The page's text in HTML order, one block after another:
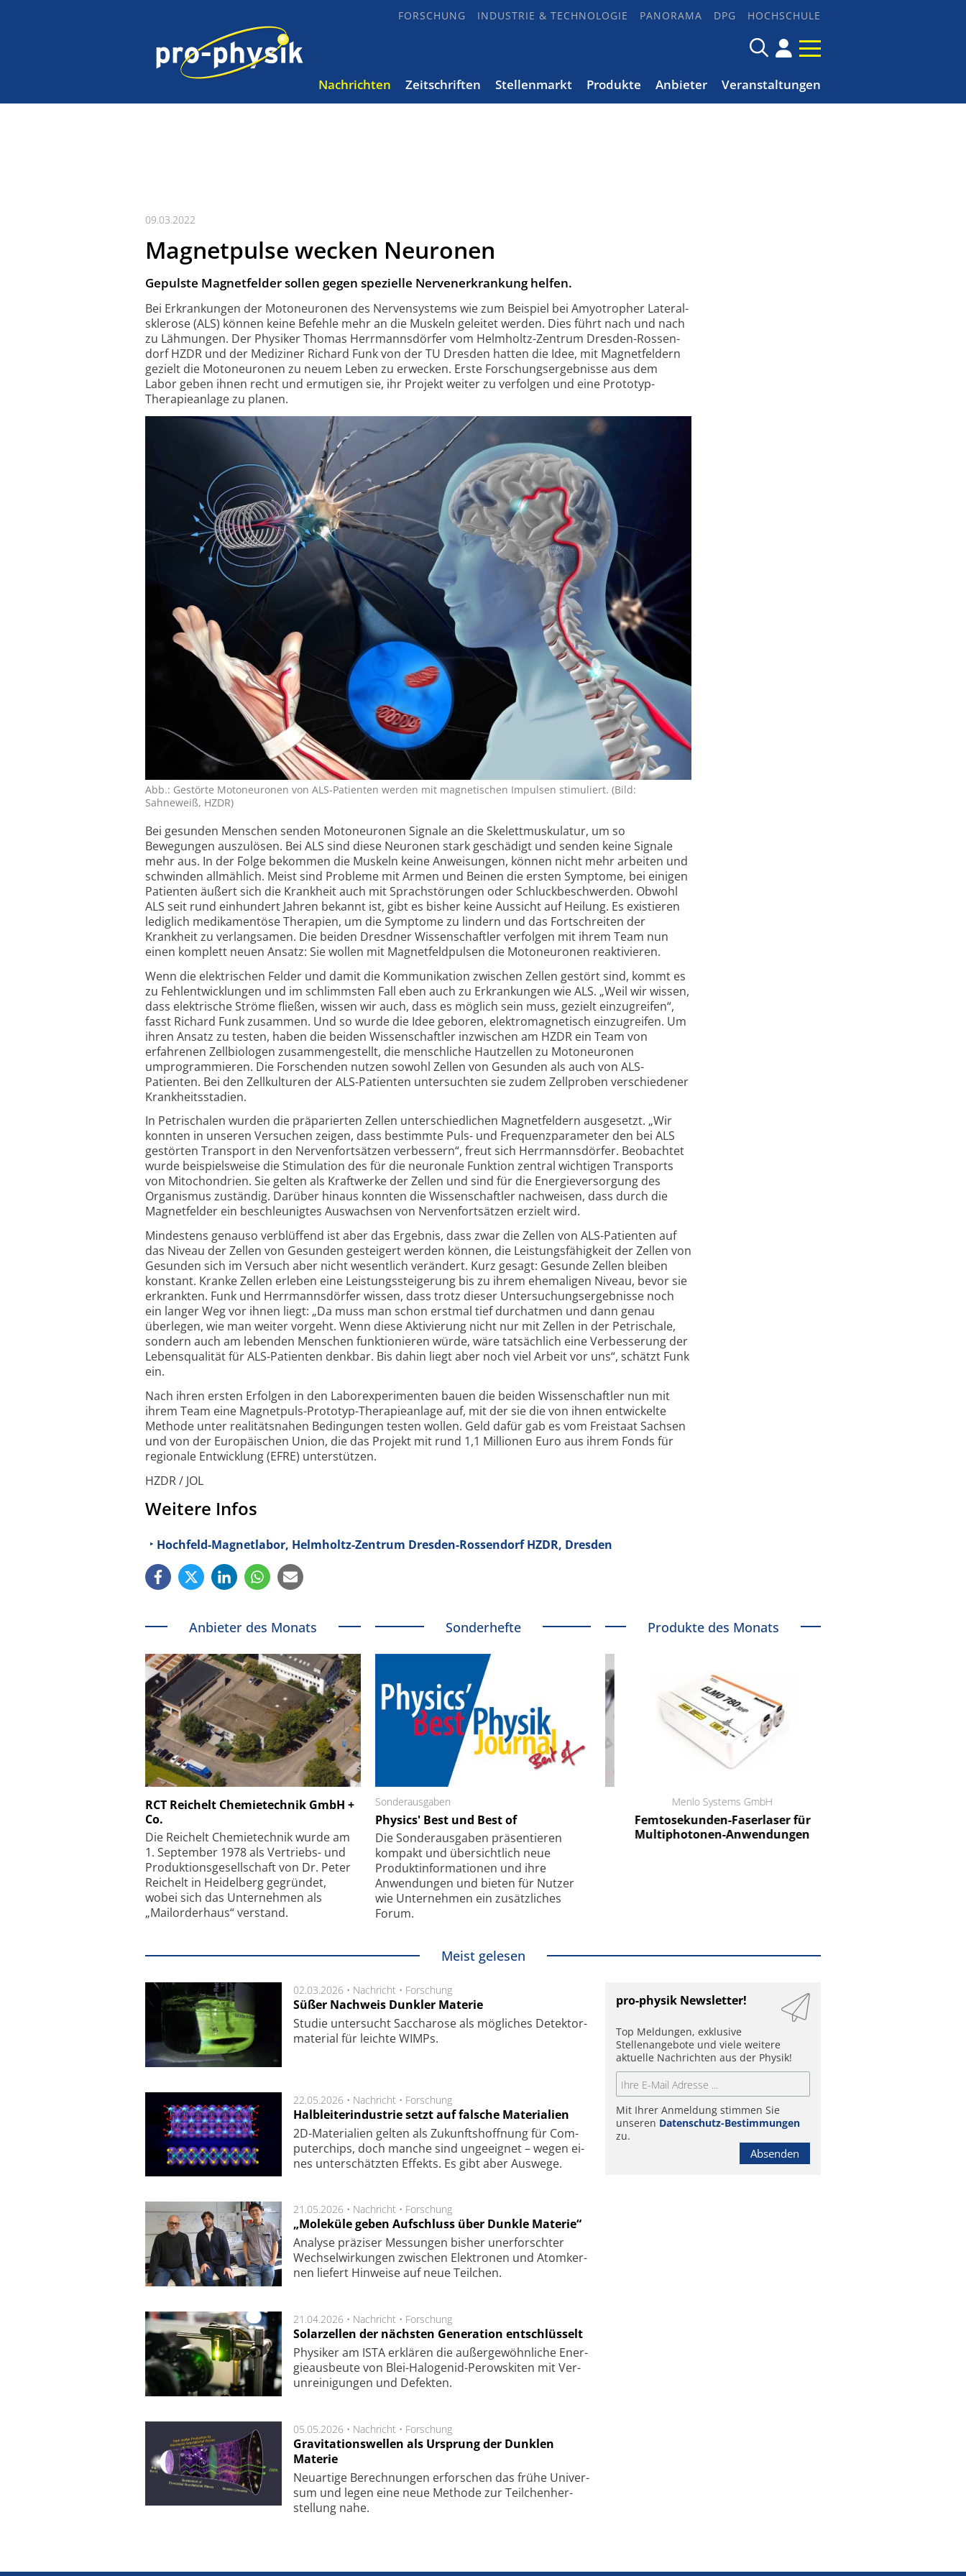
FORSCHUNG INDUSTRIE & TECHNOLOGIE PANORAMA DPG HOCHSCHULE
Nachrichten Zeitschriften Stellenmarkt Produkte Anbieter Veranstaltungen
09.03.2022
Magnetpulse wecken Neuronen
Gepulste Magnetfelder sollen gegen spezielle Nervenerkrankung helfen.
Bei Erkrankungen der Motoneuronen des Nerven­systems wie zum Beispiel bei Amyotropher Lateral­
sklerose (ALS) können keine Befehle mehr an die Muskeln geleitet werden. Dies führt nach und nach
zu Lähmungen. Der Physiker Thomas Herrmanns­dörfer vom Helmholtz-Zentrum Dresden-Rossen­
dorf HZDR und der Mediziner Richard Funk von der TU Dresden hatten die Idee, mit Magnetfeldern
gezielt die Motoneuronen zu neuem Leben zu erwecken. Erste Forschungs­ergebnisse aus dem
Labor geben ihnen recht und ermutigen sie, ihr Projekt weiter zu verfolgen und eine Prototyp-
Therapie­anlage zu planen.
Abb.: Gestörte Motoneuronen von ALS-Patienten werden mit magnetischen Impulsen stimuliert. (Bild:
Sahneweiß, HZDR)
Bei gesunden Menschen senden Moto­neuronen Signale an die Skelettmuskulatur, um so
Bewegungen auszulösen. Bei ALS sind diese Neuronen stark geschädigt und senden keine Signale
mehr aus. In der Folge bekommen die Muskeln keine Anweisungen, können nicht mehr arbeiten und
schwinden allmählich. Meist sind Probleme mit Armen und Beinen die ersten Symptome, bei einigen
Patienten äußert sich die Krankheit auch mit Sprachstörungen oder Schluck­beschwerden. Obwohl
ALS seit rund einhundert Jahren bekannt ist, gibt es bisher keine Aussicht auf Heilung. Es existieren
lediglich medikamentöse Therapien, um die Symptome zu lindern und das Fortschreiten der
Krankheit zu verlangsamen. Die beiden Dresdner Wissenschaftler verfolgen mit ihrem Team nun
einen komplett neuen Ansatz: Sie wollen mit Magnetfeld­pulsen die Motoneuronen reaktivieren.
Wenn die elektrischen Felder und damit die Kommunikation zwischen Zellen gestört sind, kommt es
zu Fehlent­wicklungen und im schlimmsten Fall eben auch zu Erkrankungen wie ALS. „Weil wir wissen,
dass elektrische Ströme fließen, wissen wir auch, dass es möglich sein muss, gezielt einzugreifen“,
fasst Richard Funk zusammen. Und so wurde die Idee geboren, elektro­magnetisch einzugreifen. Um
ihren Ansatz zu testen, haben die beiden Wissenschaftler inzwischen am HZDR ein Team von
erfahrenen Zellbiologen zusammen­gestellt, die menschliche Hautzellen zu Motoneuronen
umprogrammieren. Die Forschenden nutzen sowohl Zellen von Gesunden als auch von ALS-
Patienten. Bei den Zellkulturen der ALS-Patienten untersuchten sie zudem Zellproben verschiedener
Krankheits­stadien.
In Petrischalen wurden die präparierten Zellen unter­schiedlichen Magnetfeldern ausgesetzt. „Wir
konnten in unseren Versuchen zeigen, dass bestimmte Puls- und Frequenz­parameter den bei ALS
gestörten Transport in den Nerven­fortsätzen verbessern“, freut sich Herrmanns­dörfer. Beobachtet
wurde beispielsweise die Stimulation des für die neuronale Funktion zentral wichtigen Transports
von Mitochon­drien. Sie gelten als Kraftwerke der Zellen und sind für die Energie­versorgung des
Organismus zuständig. Darüber hinaus konnten die Wissenschaftler nachweisen, dass durch die
Magnetfelder ein beschleunigtes Auswachsen von Nervenfortsätzen erzielt wird.
Mindestens genauso verblüffend ist aber das Ergebnis, dass zwar die Zellen von ALS-Patienten auf
das Niveau der Zellen von Gesunden gesteigert werden können, die Leistungs­fähigkeit der Zellen von
Gesunden sich im Versuch aber nicht wesentlich verändert. Kurz gesagt: Gesunde Zellen bleiben
konstant. Kranke Zellen erleben eine Leistungssteigerung bis zu ihrem ehemaligen Niveau, bevor sie
erkrankten. Funk und Herrmanns­dörfer wissen, dass trotz dieser Untersuchungs­ergebnisse noch
ein langer Weg vor ihnen liegt: „Da muss man schon erstmal tief durchatmen und dann genau
überlegen, wie man weiter vorgeht. Wenn diese Aktivierung nicht nur mit Zellen in der Petrischale,
sondern auch am lebenden Menschen funk­tionieren würde, wäre tatsächlich eine Verbesserung der
Lebens­qualität für ALS-Patienten denkbar. Bis dahin liegt aber noch viel Arbeit vor uns“, schätzt Funk
ein.
Nach ihren ersten Erfolgen in den Labor­experimenten bauen die beiden Wissen­schaftler nun mit
ihrem Team eine Magnetpuls-Prototyp-Therapie­anlage auf, mit der sie die von ihnen entwickelte
Methode unter realitätsnahen Bedingungen testen wollen. Geld dafür gab es vom Freistaat Sachsen
und von der Euro­päischen Union, die das Projekt mit rund 1,1 Millionen Euro aus ihrem Fonds für
regionale Entwicklung (EFRE) unterstützen.
HZDR / JOL
Weitere Infos
Hochfeld-Magnetlabor, Helmholtz-Zentrum Dresden-Rossendorf HZDR, Dresden
Anbieter des Monats
RCT Reichelt Chemietechnik GmbH +
Co.
Die Reichelt Chemietechnik wurde am
1. September 1978 als Vertriebs- und
Produktionsgesellschaft von Dr. Peter
Reichelt in Heidelberg gegründet,
wobei sich das Unternehmen als
„Mailorderhaus“ verstand.
Sonderhefte
Sonderausgaben
Physics' Best und Best of
Die Sonder­ausgaben präsentieren
kompakt und übersichtlich neue
Produkt­informationen und ihre
Anwendungen und bieten für Nutzer
wie Unternehmen ein zusätzliches
Forum.
Produkte des Monats
Schäfter + Kirchhoff GmbH
Feinfokussierungsmechanismus
Elektronenmikroskopie auf
kleinstem Raum
Menlo Systems GmbH
Femtosekunden-Faserlaser für
Multiphotonen-Anwendungen
Meist gelesen
02.03.2026 • Nachricht • Forschung
Süßer Nachweis Dunkler Materie
Studie unter­sucht Saccha­ro­se als mög­li­ches De­tek­tor­
ma­te­rial für leich­te WIMPs.
22.05.2026 • Nachricht • Forschung
Halbleiterindustrie setzt auf falsche Materialien
2D-Mate­ri­a­li­en gel­ten als Zu­kunfts­hoff­nung für Com­
pu­ter­chips, doch man­che sind un­ge­eig­net – we­gen ei­
nes un­ter­schätz­ten Ef­fekts. Es gibt aber Aus­we­ge.
21.05.2026 • Nachricht • Forschung
„Moleküle geben Aufschluss über Dunkle Materie“
Analyse prä­zi­ser Mes­sung­en bis­her un­er­for­schter
Wech­sel­wir­kung­en zwi­schen Elek­tro­nen und Atom­ker­
nen lie­fert Hin­wei­se auf neue Teil­chen.
21.04.2026 • Nachricht • Forschung
Solarzellen der nächsten Generation entschlüsselt
Physiker am ISTA er­klä­ren die außer­ge­wöhn­li­che Ener­
gie­aus­beu­te von Blei-Halo­ge­nid-Perows­ki­ten mit Ver­
unrei­ni­gung­en und De­fek­ten.
05.05.2026 • Nachricht • Forschung
Gravitationswellen als Ursprung der Dunklen
Materie
Neu­artige Be­rech­nung­en er­for­schen das frü­he Uni­ver­
sum und legen eine neue Me­tho­de zur Teil­chen­her­
stel­lung nahe.
pro-physik Newsletter!
Top Meldungen, exklusive
Stellenangebote und viele weitere
aktuelle Nachrichten aus der Physik!
Mit Ihrer Anmeldung stimmen Sie
unseren Datenschutz-Bestimmungen
zu.
Absenden